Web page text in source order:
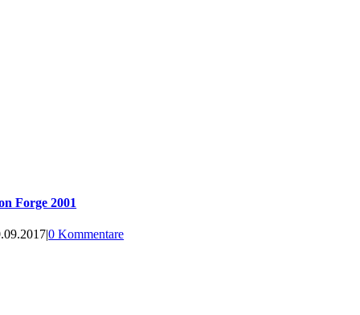
Forge 2001
|0 Kommentare